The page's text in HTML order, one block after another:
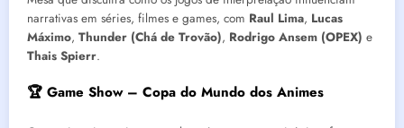
narrativas em séries, filmes e games, com Raul Lima, Lucas
Máximo, Thunder (Chá de Trovão), Rodrigo Ansem (OPEX) e
Thais Spierr.
🏆 Game Show – Copa do Mundo dos Animes